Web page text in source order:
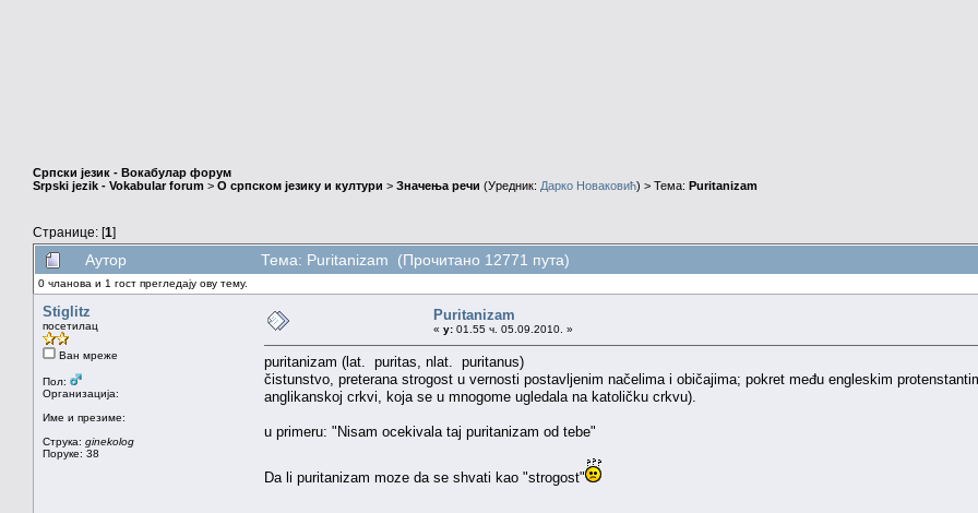
Српски језик - Вокабулар форум
Srpski jezik - Vokabular forum > О српском језику и култури > Значења речи (Уредник: Дарко Новаковић) > Тема: Puritanizam
Странице: [1]
Аутор Тема: Puritanizam (Прочитано 12771 пута)
0 чланова и 1 гост прегледају ову тему.
Stiglitz
посетилац
Ван мреже
Пол:
Организација:
Име и презиме:
Струка: ginekolog
Поруке: 38
Puritanizam
« у: 01.55 ч. 05.09.2010. »
puritanizam (lat. puritas, nlat. puritanus)
čistunstvo, preterana strogost u vernosti postavljenim načelima i običajima; pokret među engleskim
anglikanskoj crkvi, koja se u mnogome ugledala na katoličku crkvu).
u primeru: "Nisam ocekivala taj puritanizam od tebe"
Da li puritanizam moze da se shvati kao "strogost"